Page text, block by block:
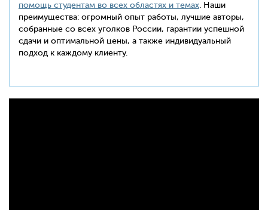
помощь студентам во всех областях и темах. Наши
преимущества: огромный опыт работы, лучшие авторы,
собранные со всех уголков России, гарантии успешной
сдачи и оптимальной цены, а также индивидуальный
подход к каждому клиенту.